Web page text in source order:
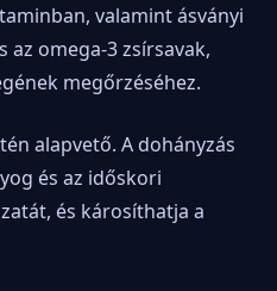
valamint ásványi
az omega-3 zsírsavak,
megőrzéséhez.
alapvető. A dohányzás
és az időskori
és károsíthatja a